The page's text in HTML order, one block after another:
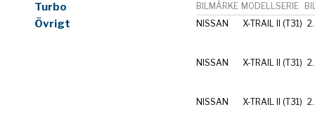
Turbo
Övrigt
BILMÄRKE MODELLSERIE
NISSAN
X-TRAIL II (T31)
NISSAN X-TRAIL II (T31)
NISSAN X-TRAIL II (T31)